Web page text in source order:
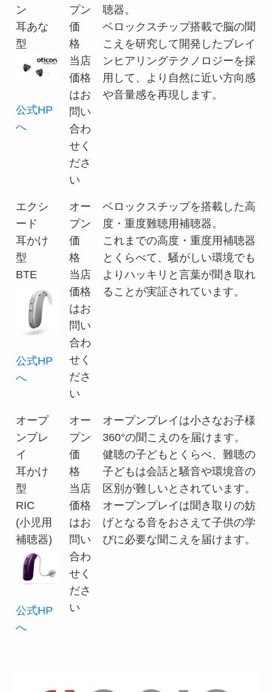
ン
耳あな
型
公式HP
へ
プン
価
格
当店
価格
はお
問い
合わ
せく
ださ
い
聴器。
ベロックスチップ搭載で脳の聞
こえを研究して開発したブレイ
ンヒアリングテクノロジーを採
用して、より自然に近い方向感
や音量感を再現します。
エクシ
ード
耳かけ
型
BTE
公式HP
へ
オー
プン
価
格
当店
価格
はお
問い
合わ
せく
ださ
い
ベロックスチップを搭載した高
度・重度難聴用補聴器。
これまでの高度・重度用補聴器
とくらべて、騒がしい環境でも
よりハッキリと言葉が聞き取れ
ることが実証されています。
オープ
ンプレ
イ
耳かけ
型
RIC
(小児用
補聴器)
公式HP
へ
オー
プン
価
格
当店
価格
はお
問い
合わ
せく
ださ
い
オープンプレイは小さなお子様
360°の聞こえのを届けます。
健聴の子どもとくらべ、難聴の
子どもは会話と騒音や環境音の
区別が難しいとされています。
オープンプレイは聞き取りの妨
げとなる音をおさえて子供の学
びに必要な聞こえを届けます。